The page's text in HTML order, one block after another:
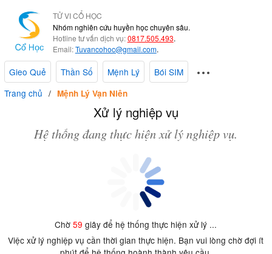
TỬ VI CỔ HỌC
Nhóm nghiên cứu huyền học chuyên sâu.
Hotline tư vấn dịch vụ:0817.505.493.
Email:Tuvancohoc@gmail.com.
Gieo Quẻ Thần Số Mệnh Lý
Bói SIM
Trang chủ
Mệnh Lý Vạn Niên
Xử lý nghiệp vụ
Hệ thống đang thực hiện xử lý nghiệp vụ.
Chờ59 giây để hệ thống thực hiện xử lý ...
Việc xử lý nghiệp vụ cần thời gian thực hiện. Bạn vui lòng chờ đợi ít